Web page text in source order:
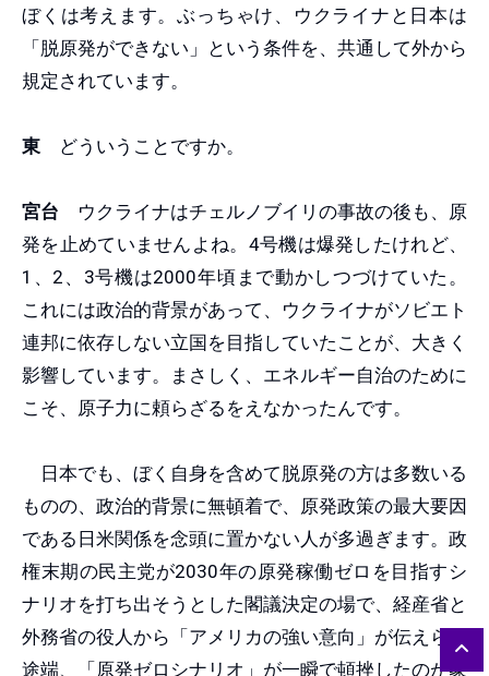
ぼくは考えます。ぶっちゃけ、ウクライナと日本は
「脱原発ができない」という条件を、共通して外から
規定されています。
東 どういうことですか。
宮台 ウクライナはチェルノブイリの事故の後も、原
発を止めていませんよね。4号機は爆発したけれど、
1、2、3号機は2000年頃まで動かしつづけていた。
これには政治的背景があって、ウクライナがソビエト
連邦に依存しない立国を目指していたことが、大きく
影響しています。まさしく、エネルギー自治のために
こそ、原子力に頼らざるをえなかったんです。
日本でも、ぼく自身を含めて脱原発の方は多数いる
ものの、政治的背景に無頓着で、原発政策の最大要因
である日米関係を念頭に置かない人が多過ぎます。政
権末期の民主党が2030年の原発稼働ゼロを目指すシ
ナリオを打ち出そうとした閣議決定の場で、経産省と
外務省の役人から「アメリカの強い意向」が伝えらた
途端、「原発ゼロシナリオ」が一瞬で頓挫したのが象